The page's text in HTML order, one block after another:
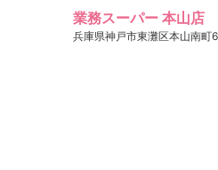
業務スーパー 本山店
兵庫県神戸市東灘区本山南町